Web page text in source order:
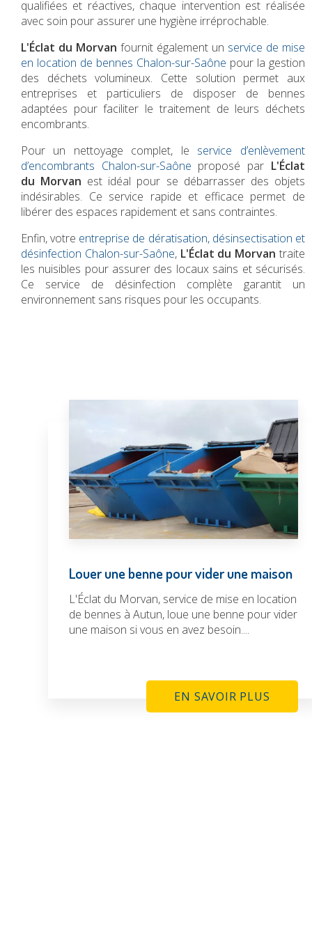
qualifiées et réactives, chaque intervention est réalisée
avec soin pour assurer une hygiène irréprochable.
L'Éclat du Morvan fournit également un service de mise
en location de bennes Chalon-sur-Saône pour la gestion
des déchets volumineux. Cette solution permet aux
entreprises et particuliers de disposer de bennes
adaptées pour faciliter le traitement de leurs déchets
encombrants.
Pour un nettoyage complet, le service d’enlèvement
d’encombrants Chalon-sur-Saône proposé par L'Éclat
du Morvan est idéal pour se débarrasser des objets
indésirables. Ce service rapide et efficace permet de
libérer des espaces rapidement et sans contraintes.
Enfin, votre entreprise de dératisation, désinsectisation et
désinfection Chalon-sur-Saône, L'Éclat du Morvan traite
les nuisibles pour assurer des locaux sains et sécurisés.
Ce service de désinfection complète garantit un
environnement sans risques pour les occupants.
Louer une benne pour vider une maison
L'Éclat du Morvan, service de mise en location
de bennes à Autun, loue une benne pour vider
une maison si vous en avez besoin....
EN SAVOIR PLUS